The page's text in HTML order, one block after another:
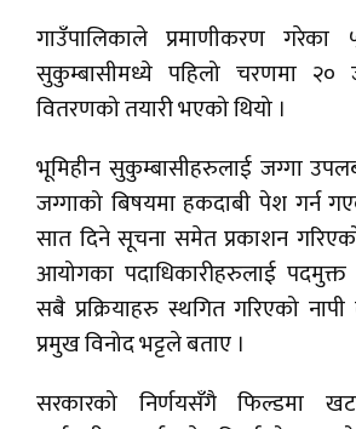
गाउँपालिकाले प्रमाणीकरण गरेका
सुकुम्बासीमध्ये पहिलो चरणमा २०
वितरणको तयारी भएको थियो ।
भूमिहीन सुकुम्बासीहरुलाई जग्गा
जग्गाको बिषयमा हकदाबी पेश गर्न
सात दिने सूचना समेत प्रकाशन
आयोगका पदाधिकारीहरुलाई पदमुक्त
सबै प्रक्रियाहरु स्थगित गरिएको
प्रमुख विनोद भट्टले बताए ।
सरकारको निर्णयसँगै फिल्डमा